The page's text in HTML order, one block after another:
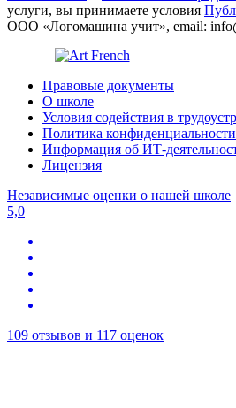
услуги, вы принимаете условия
ООО «Логомашина учит», email:
Правовые документы
О школе
Условия содействия в
Политика конфиденциальности
Информация об ИТ-
Лицензия
Независимые оценки о нашей школе
5,0
109 отзывов и 117 оценок